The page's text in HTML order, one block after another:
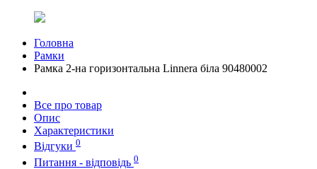
Головна
Рамки
Рамка 2-на горизонтальна Linnera бiла 90480002
Все про товар
Опис
Характеристики
Відгуки 0
Питання - відповідь 0